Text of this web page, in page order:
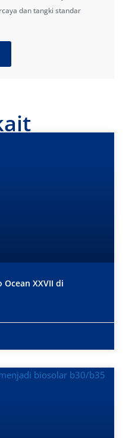
dan tangki standar
Ocean XXVII di